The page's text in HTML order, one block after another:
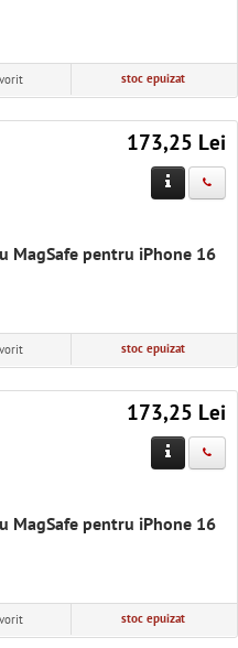
stoc epuizat
173,25 Lei
MagSafe pentru iPhone 16
stoc epuizat
173,25 Lei
MagSafe pentru iPhone 16
stoc epuizat